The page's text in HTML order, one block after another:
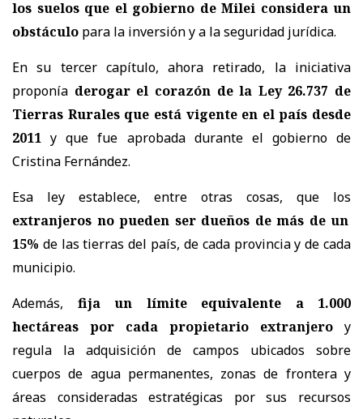
los suelos que el gobierno de Milei considera un
obstáculo para la inversión y a la seguridad jurídica.
En su tercer capítulo, ahora retirado, la iniciativa
proponía derogar el corazón de la Ley 26.737 de
Tierras Rurales que está vigente en el país desde
2011 y que fue aprobada durante el gobierno de
Cristina Fernández.
Esa ley establece, entre otras cosas, que los
extranjeros no pueden ser dueños de más de un
15% de las tierras del país, de cada provincia y de cada
municipio.
Además, fija un límite equivalente a 1.000
hectáreas por cada propietario extranjero y
regula la adquisición de campos ubicados sobre
cuerpos de agua permanentes, zonas de frontera y
áreas consideradas estratégicas por sus recursos